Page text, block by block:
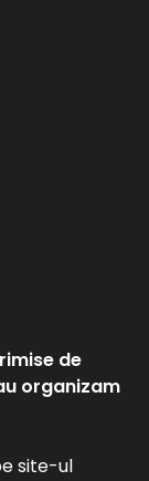
de
organizam
site-ul